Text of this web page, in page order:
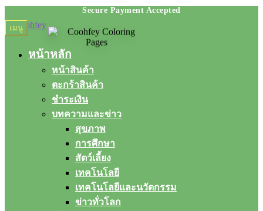
Skip
to
Skip
to
เมนู
หน้าหลัก
หน้าสินค้า
ตะกร้าสินค้า
ชำระเงิน
บทความและข่าว
สุขภาพ
การศึกษา
สัตว์เลี้ยง
เทคโนโลยี
เทคโนโลยีและนวัตกรรม
ข่าวทั่วโลก